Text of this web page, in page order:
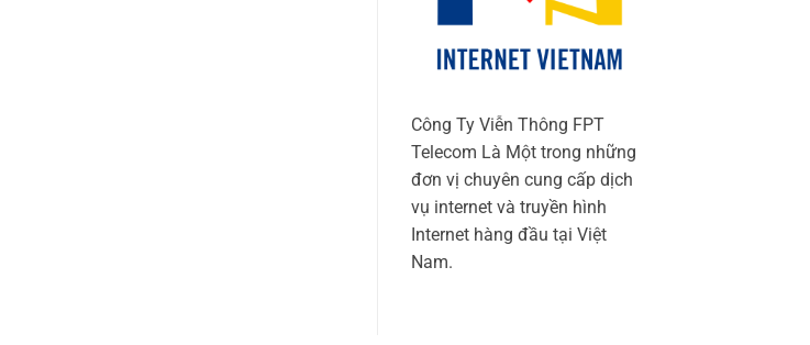
Công Ty Viễn Thông FPT
Telecom Là Một trong những
đơn vị chuyên cung cấp dịch
vụ internet và truyền hình
Internet hàng đầu tại Việt
Nam.